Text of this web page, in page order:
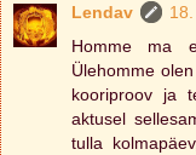
Lendav
Homme ma
Ülehomme
kooriproov ja
aktusel
tulla